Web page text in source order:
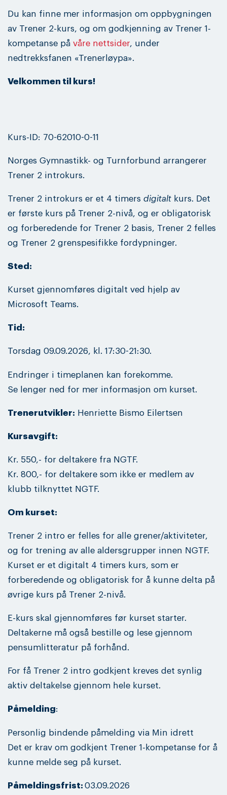
Du kan finne mer informasjon om oppbygningen
av Trener 2-kurs, og om godkjenning av Trener 1-
kompetanse på våre nettsider, under
nedtrekksfanen «Trenerløypa».
Velkommen til kurs!
Kurs-ID: 70-62010-0-11
Norges Gymnastikk- og Turnforbund arrangerer
Trener 2 introkurs.
Trener 2 introkurs er et 4 timers digitalt kurs. Det
er første kurs på Trener 2-nivå, og er obligatorisk
og forberedende for Trener 2 basis, Trener 2 felles
og Trener 2 grenspesifikke fordypninger.
Sted:
Kurset gjennomføres digitalt ved hjelp av
Microsoft Teams.
Tid:
Torsdag 09.09.2026, kl. 17:30-21:30.
Endringer i timeplanen kan forekomme.
Se lenger ned for mer informasjon om kurset.
Trenerutvikler: Henriette Bismo Eilertsen
Kursavgift:
Kr. 550,- for deltakere fra NGTF.
Kr. 800,- for deltakere som ikke er medlem av
klubb tilknyttet NGTF.
Om kurset:
Trener 2 intro er felles for alle grener/aktiviteter,
og for trening av alle aldersgrupper innen NGTF.
Kurset er et digitalt 4 timers kurs, som er
forberedende og obligatorisk for å kunne delta på
øvrige kurs på Trener 2-nivå.
E-kurs skal gjennomføres før kurset starter.
Deltakerne må også bestille og lese gjennom
pensumlitteratur på forhånd.
For få Trener 2 intro godkjent kreves det synlig
aktiv deltakelse gjennom hele kurset.
Påmelding:
Personlig bindende påmelding via Min idrett
Det er krav om godkjent Trener 1-kompetanse for å
kunne melde seg på kurset.
Påmeldingsfrist: 03.09.2026